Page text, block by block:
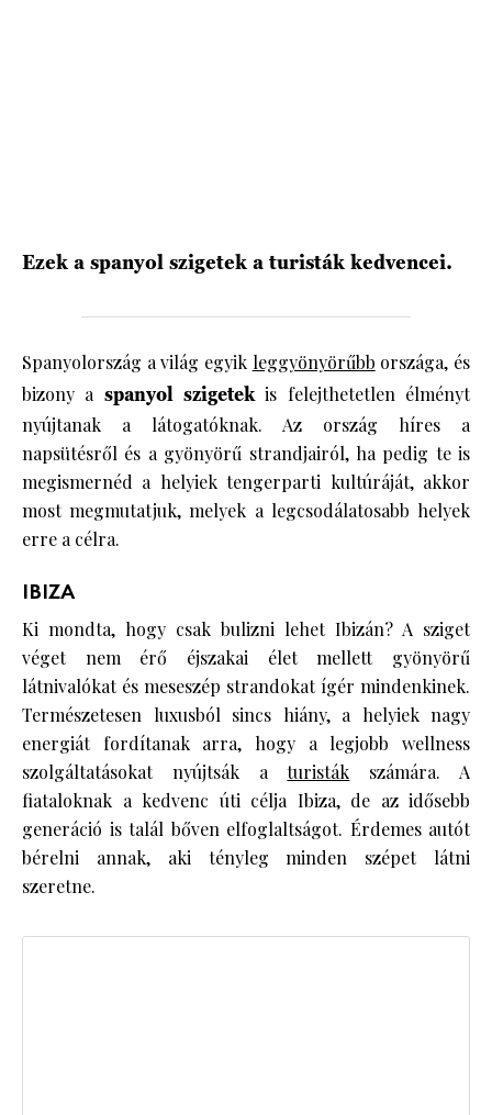
Ezek a spanyol szigetek a turisták kedvencei.
Spanyolország a világ egyik leggyönyörűbb országa, és
bizony a spanyol szigetekis felejthetetlen élményt
nyújtanak a látogatóknak. Az ország híres a
napsütésről és a gyönyörű strandjairól, ha pedig te is
megismernéd a helyiek tengerparti kultúráját, akkor
most megmutatjuk, melyek a legcsodálatosabb helyek
erre a célra.
IBIZA
Ki mondta, hogy csak bulizni lehet Ibizán? A sziget
véget nem érő éjszakai élet mellett gyönyörű
látnivalókat és meseszép strandokat ígér mindenkinek.
Természetesen luxusból sincs hiány, a helyiek nagy
energiát fordítanak arra, hogy a legjobb wellness
szolgáltatásokat nyújtsák aturisták számára. A
fiataloknak a kedvenc úti célja Ibiza, de az idősebb
generáció is talál bőven elfoglaltságot. Érdemes autót
bérelni annak, aki tényleg minden szépet látni
szeretne.